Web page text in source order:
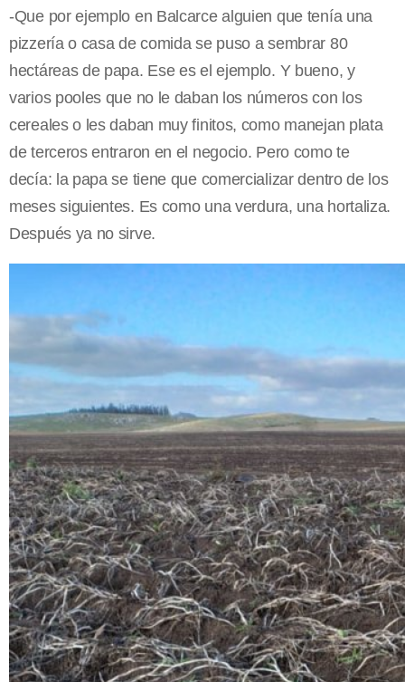
-Que por ejemplo en Balcarce alguien que tenía una
pizzería o casa de comida se puso a sembrar 80
hectáreas de papa. Ese es el ejemplo. Y bueno, y
varios pooles que no le daban los números con los
cereales o les daban muy finitos, como manejan plata
de terceros entraron en el negocio. Pero como te
decía: la papa se tiene que comercializar dentro de los
meses siguientes. Es como una verdura, una hortaliza.
Después ya no sirve.